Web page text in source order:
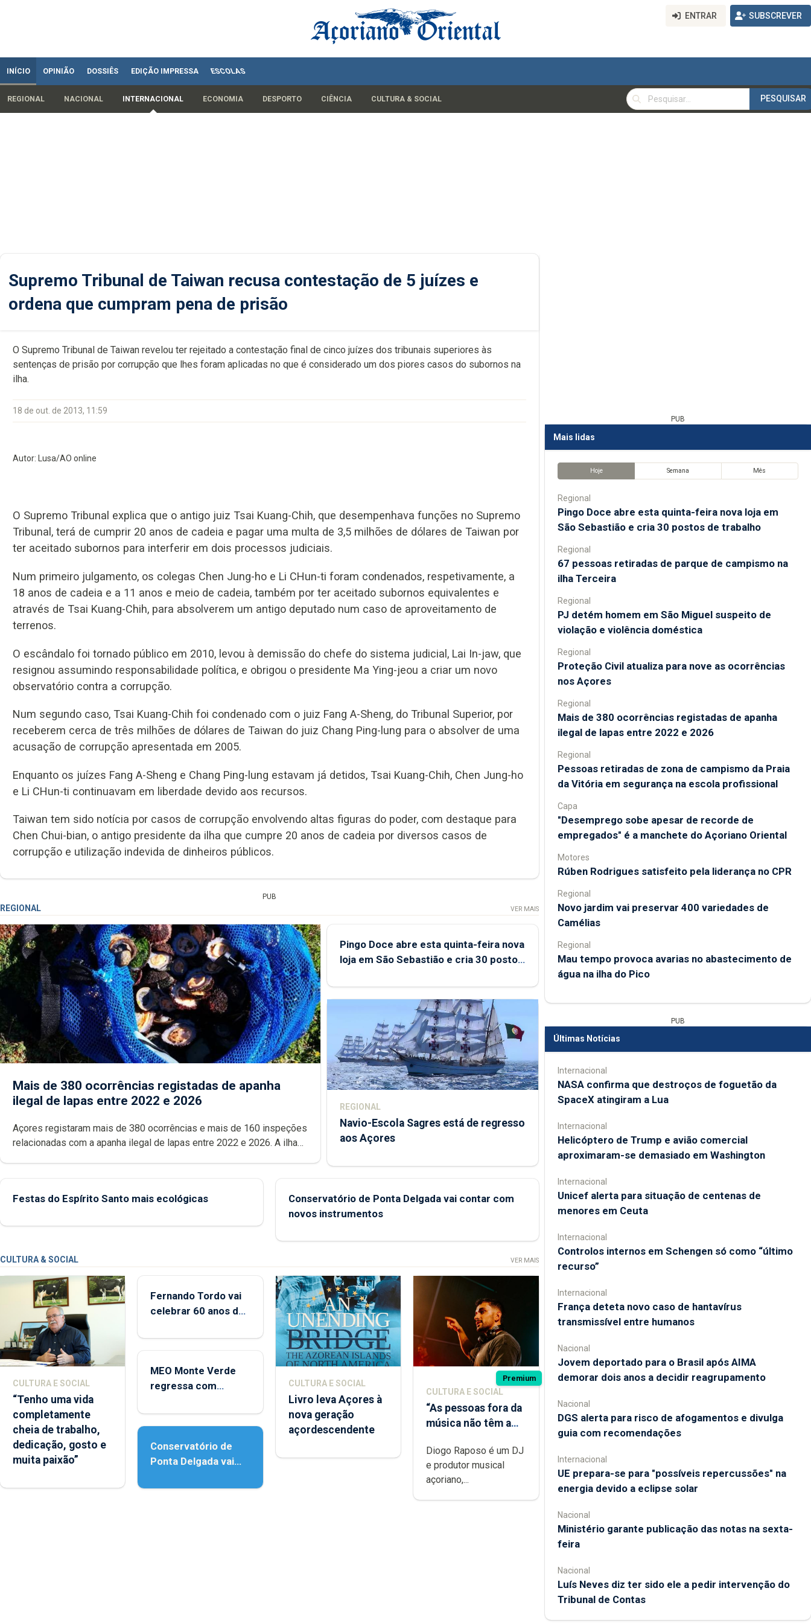
ENTRAR SUBSCREVER
INÍCIO OPINIÃO DOSSIÊS EDIÇÃO IMPRESSA ESCOLAS
REGIONAL NACIONAL INTERNACIONAL ECONOMIA DESPORTO CIÊNCIA CULTURA & SOCIAL
PESQUISAR
PESQUISAR
Supremo Tribunal de Taiwan recusa contestação de 5 juízes e
ordena que cumpram pena de prisão
O Supremo Tribunal de Taiwan revelou ter rejeitado a contestação final de cinco juízes dos tribunais superiores às
sentenças de prisão por corrupção que lhes foram aplicadas no que é considerado um dos piores casos do subornos na
ilha.
18 de out. de 2013, 11:59
Autor: Lusa/AO online
O Supremo Tribunal explica que o antigo juiz Tsai Kuang-Chih, que desempenhava funções no Supremo
Tribunal, terá de cumprir 20 anos de cadeia e pagar uma multa de 3,5 milhões de dólares de Taiwan por
ter aceitado subornos para interferir em dois processos judiciais.
Num primeiro julgamento, os colegas Chen Jung-ho e Li CHun-ti foram condenados, respetivamente, a
18 anos de cadeia e a 11 anos e meio de cadeia, também por ter aceitado subornos equivalentes e
através de Tsai Kuang-Chih, para absolverem um antigo deputado num caso de aproveitamento de
terrenos.
O escândalo foi tornado público em 2010, levou à demissão do chefe do sistema judicial, Lai In-jaw, que
resignou assumindo responsabilidade política, e obrigou o presidente Ma Ying-jeou a criar um novo
observatório contra a corrupção.
Num segundo caso, Tsai Kuang-Chih foi condenado com o juiz Fang A-Sheng, do Tribunal Superior, por
receberem cerca de três milhões de dólares de Taiwan do juiz Chang Ping-lung para o absolver de uma
acusação de corrupção apresentada em 2005.
Enquanto os juízes Fang A-Sheng e Chang Ping-lung estavam já detidos, Tsai Kuang-Chih, Chen Jung-ho
e Li CHun-ti continuavam em liberdade devido aos recursos.
Taiwan tem sido notícia por casos de corrupção envolvendo altas figuras do poder, com destaque para
Chen Chui-bian, o antigo presidente da ilha que cumpre 20 anos de cadeia por diversos casos de
corrupção e utilização indevida de dinheiros públicos.
PUB
REGIONAL VER MAIS
Mais de 380 ocorrências registadas de apanha
ilegal de lapas entre 2022 e 2026
Açores registaram mais de 380 ocorrências e mais de 160 inspeções
relacionadas com a apanha ilegal de lapas entre 2022 e 2026. A ilha
Pingo Doce abre esta quinta-feira nova
loja em São Sebastião e cria 30 postos
REGIONAL
Navio-Escola Sagres está de regresso
aos Açores
Festas do Espírito Santo mais ecológicas
Conservatório de Ponta Delgada vai contar com
novos instrumentos
CULTURA & SOCIAL VER MAIS
CULTURA E SOCIAL
“Tenho uma vida
completamente
cheia de trabalho,
dedicação, gosto e
muita paixão”
Fernando Tordo vai
celebrar 60 anos de
Micaelense
MEO Monte Verde
regressa com
acessibilidade
Conservatório de
Ponta Delgada vai
instrumentos
CULTURA E SOCIAL
Livro leva Açores à
nova geração
açordescendente
Premium
CULTURA E SOCIAL
“As pessoas fora da
música não têm a
difícil é produzir
uma música”
Diogo Raposo é um DJ
e produtor musical
açoriano,...
PUB
Mais lidas
Hoje Semana Mês
Regional
Pingo Doce abre esta quinta-feira nova loja em
São Sebastião e cria 30 postos de trabalho
Regional
67 pessoas retiradas de parque de campismo na
ilha Terceira
Regional
PJ detém homem em São Miguel suspeito de
violação e violência doméstica
Regional
Proteção Civil atualiza para nove as ocorrências
nos Açores
Regional
Mais de 380 ocorrências registadas de apanha
ilegal de lapas entre 2022 e 2026
Regional
Pessoas retiradas de zona de campismo da Praia
da Vitória em segurança na escola profissional
Capa
"Desemprego sobe apesar de recorde de
empregados" é a manchete do Açoriano Oriental
Motores
Rúben Rodrigues satisfeito pela liderança no CPR
Regional
Novo jardim vai preservar 400 variedades de
Camélias
Regional
Mau tempo provoca avarias no abastecimento de
água na ilha do Pico
PUB
Últimas Notícias
Internacional
NASA confirma que destroços de foguetão da
SpaceX atingiram a Lua
Internacional
Helicóptero de Trump e avião comercial
aproximaram-se demasiado em Washington
Internacional
Unicef alerta para situação de centenas de
menores em Ceuta
Internacional
Controlos internos em Schengen só como “último
recurso”
Internacional
França deteta novo caso de hantavírus
transmissível entre humanos
Nacional
Jovem deportado para o Brasil após AIMA
demorar dois anos a decidir reagrupamento
Nacional
DGS alerta para risco de afogamentos e divulga
guia com recomendações
Internacional
UE prepara-se para "possíveis repercussões" na
energia devido a eclipse solar
Nacional
Ministério garante publicação das notas na sexta-
feira
Nacional
Luís Neves diz ter sido ele a pedir intervenção do
Tribunal de Contas